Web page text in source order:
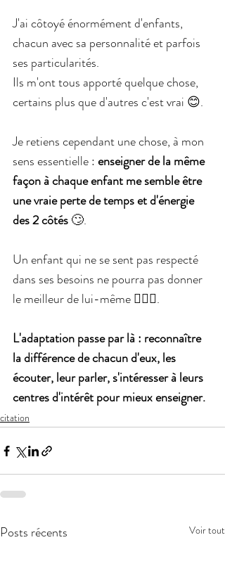
J'ai côtoyé énormément d'enfants,
chacun avec sa personnalité et parfois
ses particularités.
Ils m'ont tous apporté quelque chose,
certains plus que d'autres c'est vrai 😊.
Je retiens cependant une chose, à mon
sens essentielle : enseigner de la même
façon à chaque enfant me semble être
une vraie perte de temps et d'énergie
des 2 côtés 🙄.
Un enfant qui ne se sent pas respecté
dans ses besoins ne pourra pas donner
le meilleur de lui-même 🤷🏻‍♀.
L'adaptation passe par là : reconnaître
la différence de chacun d'eux, les
écouter, leur parler, s'intéresser à leurs
centres d'intérêt pour mieux enseigner.
citation
Posts récents Voir tout